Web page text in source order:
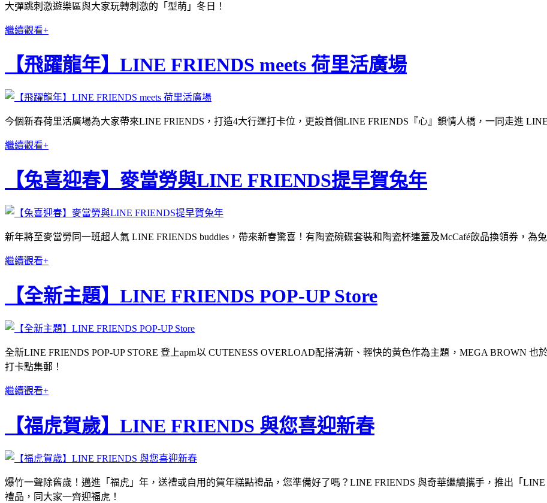
大彈跳刺激遊樂區與大家玩轉刺激的「型萌」冬日！
繼續觀看+
【飛躍龍年】LINE FRIENDS meets 荷里活廣場
今個新春荷里活廣場為大家帶來LINE FRIENDS，打造4大行運打卡位，更設首個LINE FRIENDS『心』鎖情人橋，一同走進
繼續觀看+
【兔喜迎春】麥當勞與LINE FRIENDS提早賀兔年
新年將至麥當勞同一班超人氣 LINE FRIENDS buddies，帶來新春驚喜！有陶瓷碗碟套裝和陶瓷杯連蓋及McCafé飲品換領券，為兔
繼續觀看+
【全新主題】LINE FRIENDS POP-UP Store
全新LINE FRIENDS POP-UP STORE 登上apm以 CUTENESS OVERLOAD配搭清新、輕快的黃色作為主題，MEGA BROWN
打卡點集郵！
繼續觀看+
【福虎賀歲】LINE FRIENDS 與您喜迎新春
爆竹一聲除舊歲！邁進「福虎」年，送禮或自用的賀年糕點禮品，您準備好了嗎？LINE FRIENDS 與奇華繼續攜手，推出「
禮品，同大家一齊迎福虎！